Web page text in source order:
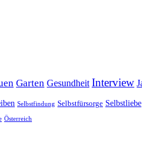
Garten Gesundheit Interview
Selbstfindung Selbstfürsorge Selbstliebe
Österreich